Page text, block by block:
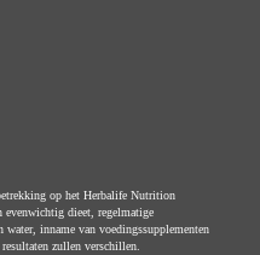
op het Herbalife Nutrition
evenwichtig dieet, regelmatige
inname van voedingssupplementen
zullen verschillen.